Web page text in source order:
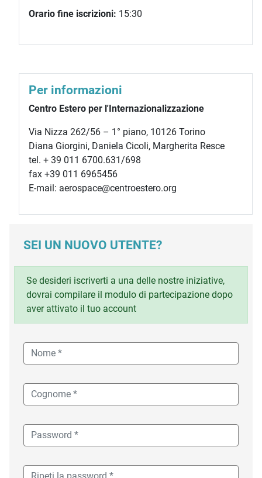
Orario fine iscrizioni: 15:30
Per informazioni
Centro Estero per l'Internazionalizzazione
Via Nizza 262/56 – 1° piano, 10126 Torino
Diana Giorgini, Daniela Cicoli, Margherita Resce
tel. + 39 011 6700.631/698
fax +39 011 6965456
E-mail: aerospace@centroestero.org
SEI UN NUOVO UTENTE?
Se desideri iscriverti a una delle nostre iniziative,
dovrai compilare il modulo di partecipazione dopo
aver attivato il tuo account